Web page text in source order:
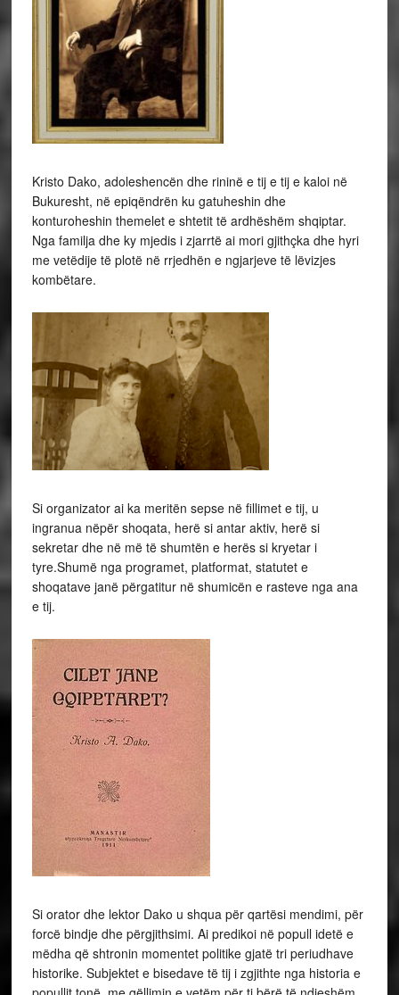
Kristo Dako, adoleshencën dhe rininë e tij e tij e kaloi në
Bukuresht, në epiqëndrën ku gatuheshin dhe
konturoheshin themelet e shtetit të ardhëshëm shqiptar.
Nga familja dhe ky mjedis i zjarrtë ai mori gjithçka dhe hyri
me vetëdije të plotë në rrjedhën e ngjarjeve të lëvizjes
kombëtare.
Si organizator ai ka meritën sepse në fillimet e tij, u
ingranua nëpër shoqata, herë si antar aktiv, herë si
sekretar dhe në më të shumtën e herës si kryetar i
tyre.Shumë nga programet, platformat, statutet e
shoqatave janë përgatitur në shumicën e rasteve nga ana
e tij.
Si orator dhe lektor Dako u shqua për qartësi mendimi, për
forcë bindje dhe përgjithsimi. Ai predikoi në popull idetë e
mëdha që shtronin momentet politike gjatë tri periudhave
historike. Subjektet e bisedave të tij i zgjithte nga historia e